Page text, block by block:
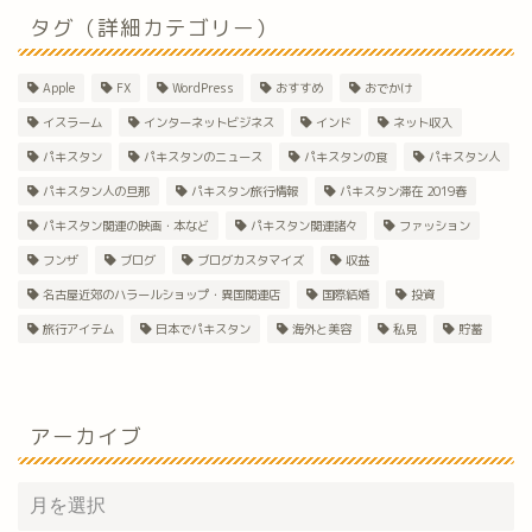
タグ（詳細カテゴリー）
Apple FX WordPress おすすめ おでかけ
イスラーム インターネットビジネス インド ネット収入
パキスタン パキスタンのニュース パキスタンの食 パキスタン人
パキスタン人の旦那 パキスタン旅行情報 パキスタン滞在 2019春
パキスタン関連の映画・本など パキスタン関連諸々 ファッション
フンザ ブログ ブログカスタマイズ 収益
名古屋近郊のハラールショップ・異国関連店 国際結婚 投資
旅行アイテム 日本でパキスタン 海外と美容 私見 貯蓄
アーカイブ